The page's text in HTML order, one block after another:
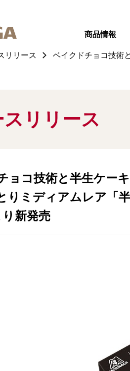
商品情報
リリース ベイクドチョコ技術
リリース
ョコ技術と半生ケー
りミディアムレア「半
新発売